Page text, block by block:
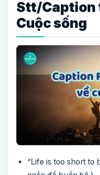
Stt/Caption
Cuộc sống
“Life is too short to